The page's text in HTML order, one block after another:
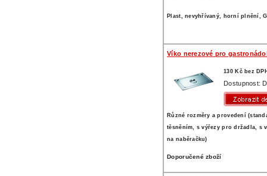
Plast, nevyhřívaný, horní plnění,
Víko nerezové pro
130 Kč bez
Dostupnost:
Různé rozměry a provedení
těsněním, s výřezy pro držadla, s
na naběračku)
Doporučené zboží